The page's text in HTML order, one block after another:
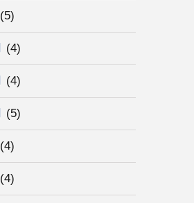
(5)
(4)
(4)
(5)
(4)
(4)